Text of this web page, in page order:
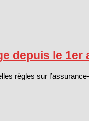
depuis le 1er
règles sur